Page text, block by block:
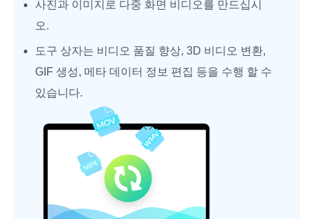
사진과 이미지로 다중 화면 비디오를 만드십시
오.
도구 상자는 비디오 품질 향상, 3D 비디오 변환,
GIF 생성, 메타 데이터 정보 편집 등을 수행 할 수
있습니다.